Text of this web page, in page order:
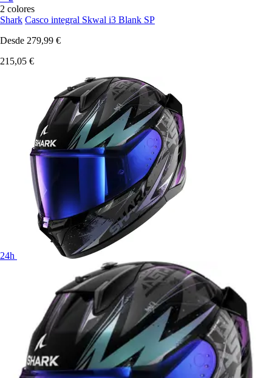
2 colores
Shark Casco integral Skwal i3 Blank SP
Desde 279,99 €
215,05 €
24h